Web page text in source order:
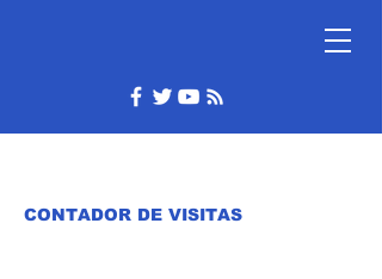
CONTADOR DE VISITAS